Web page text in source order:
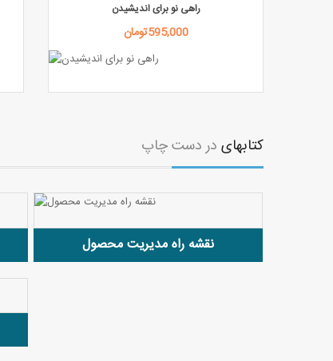
راهی نو برای اندیشیدن
595,000تومان
کتابهای در دستچاپ
نقشه راه مدیریت محصول